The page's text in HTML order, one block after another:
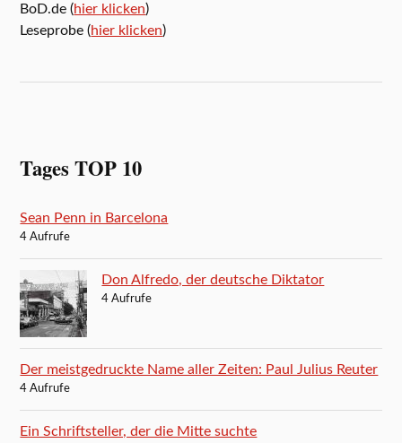
BoD.de (hier klicken)
Leseprobe (hier klicken)
Tages TOP 10
Sean Penn in Barcelona
4 Aufrufe
Don Alfredo, der deutsche Diktator
4 Aufrufe
Der meistgedruckte Name aller Zeiten: Paul Julius Reuter
4 Aufrufe
Ein Schriftsteller, der die Mitte suchte